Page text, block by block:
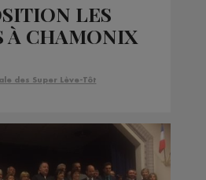
LES
À CHAMONIX
des Super Lève-Tôt